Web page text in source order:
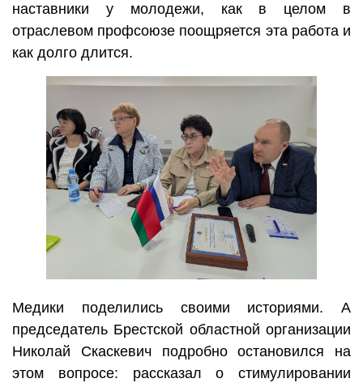
наставники у молодежи, как в целом в
отраслевом профсоюзе поощряется эта работа и
как долго длится.
Медики поделились своими историями. А
председатель Брестской областной организации
Николай Скаскевич подробно остановился на
этом вопросе: рассказал о стимулировании